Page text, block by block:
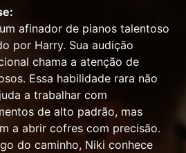
afinador de pianos talentoso
por Harry. Sua audição
chama a atenção de
Essa habilidade rara não
a trabalhar com
de alto padrão, mas
a abrir cofres com precisão.
do caminho, Niki conhece